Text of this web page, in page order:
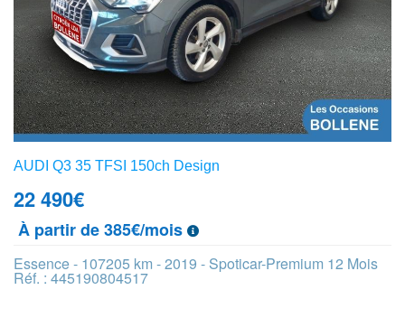
AUDI Q3 35 TFSI 150ch Design
22 490€
À partir de 385€/mois
Essence - 107205 km - 2019 - Spoticar-Premium 12 Mois
Réf. : 445190804517